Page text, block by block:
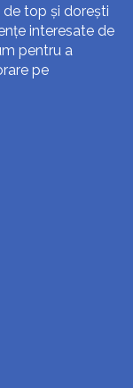
de top și dorești
interesate de
pentru a
pe